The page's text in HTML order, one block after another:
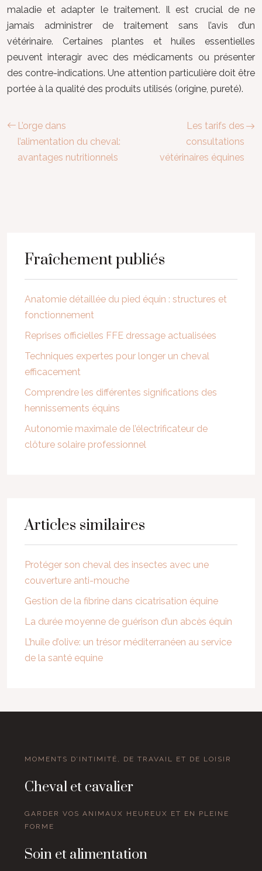
maladie et adapter le traitement. Il est crucial de ne
jamais administrer de traitement sans l’avis d’un
vétérinaire. Certaines plantes et huiles essentielles
peuvent interagir avec des médicaments ou présenter
des contre-indications. Une attention particulière doit être
portée à la qualité des produits utilisés (origine, pureté).
L’orge dans
l’alimentation du cheval:
avantages nutritionnels
Les tarifs des
consultations
vétérinaires équines
Fraîchement publiés
Anatomie détaillée du pied équin : structures et
fonctionnement
Reprises officielles FFE dressage actualisées
Techniques expertes pour longer un cheval
efficacement
Comprendre les différentes significations des
hennissements équins
Autonomie maximale de l’électrificateur de
clôture solaire professionnel
Articles similaires
Protéger son cheval des insectes avec une
couverture anti-mouche
Gestion de la fibrine dans cicatrisation équine
La durée moyenne de guérison d’un abcès équin
L’huile d’olive: un trésor méditerranéen au service
de la santé equine
MOMENTS D’INTIMITÉ, DE TRAVAIL ET DE LOISIR
Cheval et cavalier
GARDER VOS ANIMAUX HEUREUX ET EN PLEINE
FORME
Soin et alimentation